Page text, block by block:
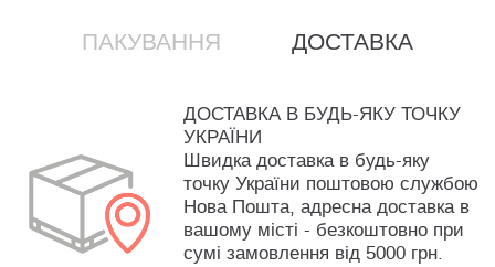
ПАКУВАННЯ ДОСТАВКА
ДОСТАВКА В БУДЬ-ЯКУ ТОЧКУ
УКРАЇНИ
Швидка доставка в будь-яку
точку України поштовою службою
Нова Пошта, адресна доставка в
вашому місті - безкоштовно при
сумі замовлення від 5000 грн.